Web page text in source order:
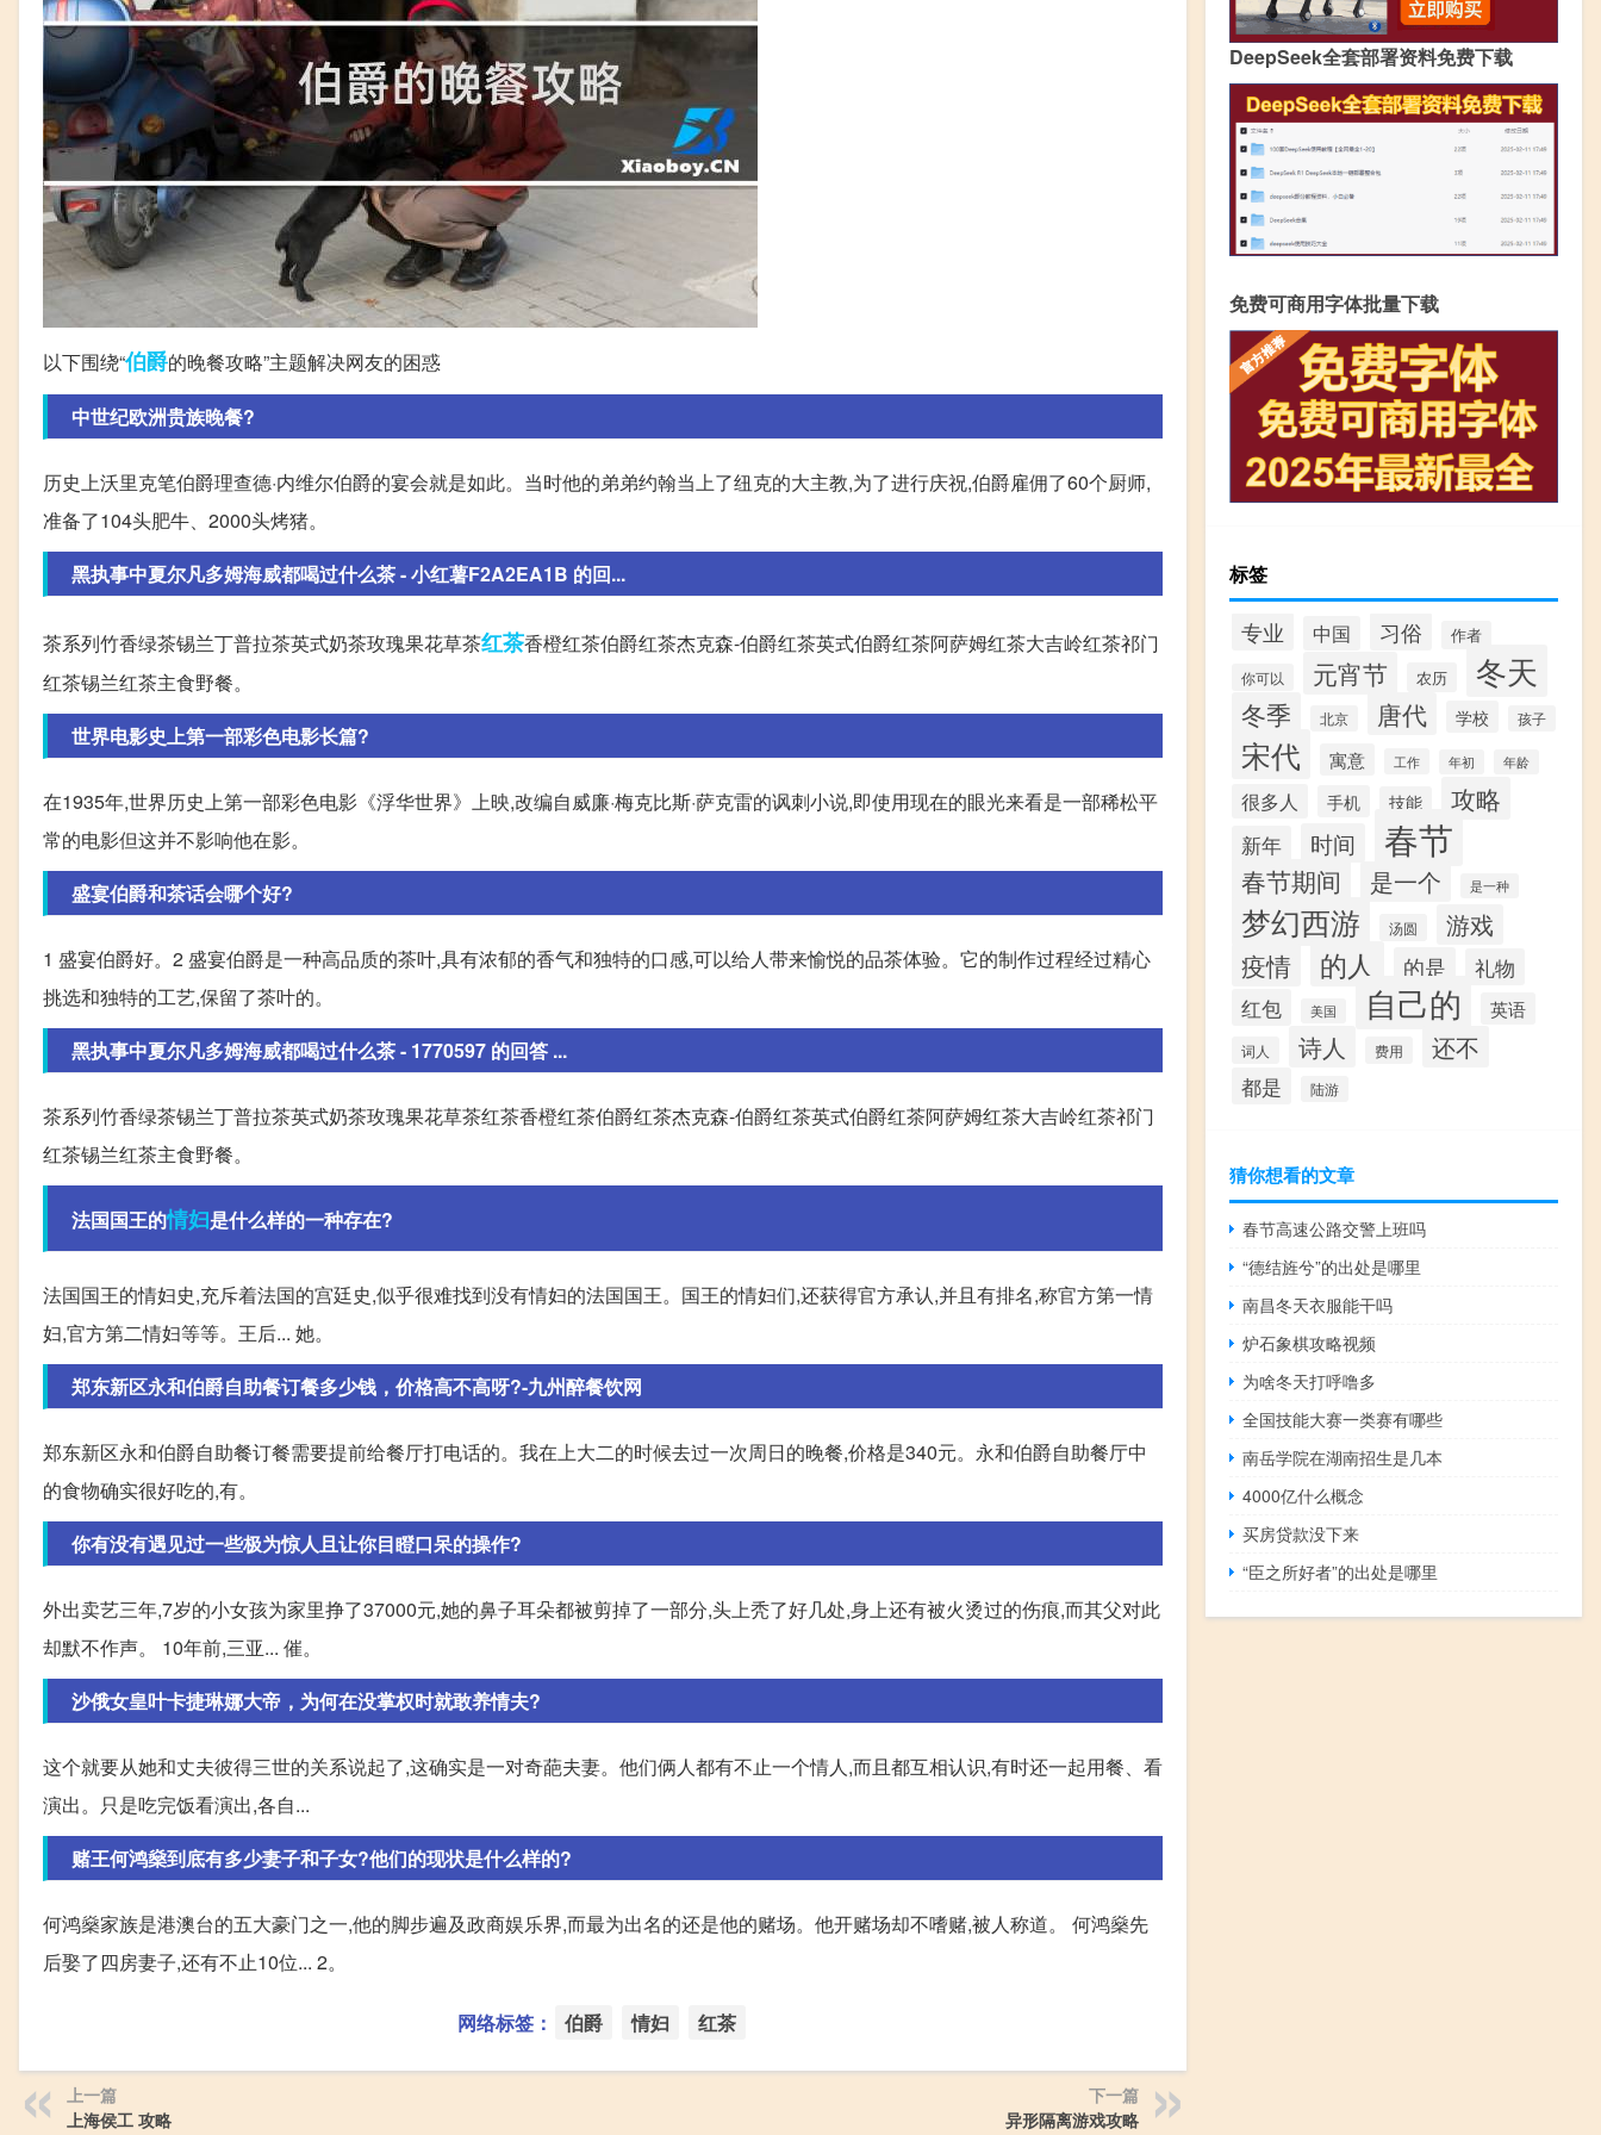
以下围绕“伯爵的晚餐攻略”主题解决网友的困惑
中世纪欧洲贵族晚餐?
历史上沃里克笔伯爵理查德·内维尔伯爵的宴会就是如此。当时他的弟弟约翰当上了纽克的大主教,为了进行庆祝,伯爵雇佣了60个厨师,
准备了104头肥牛、2000头烤猪。
黑执事中夏尔凡多姆海威都喝过什么茶 - 小红薯F2A2EA1B 的回...
茶系列竹香绿茶锡兰丁普拉茶英式奶茶玫瑰果花草茶红茶香橙红茶伯爵红茶杰克森-伯爵红茶英式伯爵红茶阿萨姆红茶大吉岭红茶祁门
红茶锡兰红茶主食野餐。
世界电影史上第一部彩色电影长篇?
在1935年,世界历史上第一部彩色电影《浮华世界》上映,改编自威廉·梅克比斯·萨克雷的讽刺小说,即使用现在的眼光来看是一部稀松平
常的电影但这并不影响他在影。
盛宴伯爵和茶话会哪个好?
1 盛宴伯爵好。2 盛宴伯爵是一种高品质的茶叶,具有浓郁的香气和独特的口感,可以给人带来愉悦的品茶体验。它的制作过程经过精心
挑选和独特的工艺,保留了茶叶的。
黑执事中夏尔凡多姆海威都喝过什么茶 - 1770597 的回答 ...
茶系列竹香绿茶锡兰丁普拉茶英式奶茶玫瑰果花草茶红茶香橙红茶伯爵红茶杰克森-伯爵红茶英式伯爵红茶阿萨姆红茶大吉岭红茶祁门
红茶锡兰红茶主食野餐。
法国国王的情妇是什么样的一种存在?
法国国王的情妇史,充斥着法国的宫廷史,似乎很难找到没有情妇的法国国王。国王的情妇们,还获得官方承认,并且有排名,称官方第一情
妇,官方第二情妇等等。王后... 她。
郑东新区永和伯爵自助餐订餐多少钱，价格高不高呀?-九州醉餐饮网
郑东新区永和伯爵自助餐订餐需要提前给餐厅打电话的。我在上大二的时候去过一次周日的晚餐,价格是340元。永和伯爵自助餐厅中
的食物确实很好吃的,有。
你有没有遇见过一些极为惊人且让你目瞪口呆的操作?
外出卖艺三年,7岁的小女孩为家里挣了37000元,她的鼻子耳朵都被剪掉了一部分,头上秃了好几处,身上还有被火烫过的伤痕,而其父对此
却默不作声。 10年前,三亚... 催。
沙俄女皇叶卡捷琳娜大帝，为何在没掌权时就敢养情夫?
这个就要从她和丈夫彼得三世的关系说起了,这确实是一对奇葩夫妻。他们俩人都有不止一个情人,而且都互相认识,有时还一起用餐、看
演出。只是吃完饭看演出,各自...
赌王何鸿燊到底有多少妻子和子女?他们的现状是什么样的?
何鸿燊家族是港澳台的五大豪门之一,他的脚步遍及政商娱乐界,而最为出名的还是他的赌场。他开赌场却不嗜赌,被人称道。 何鸿燊先
后娶了四房妻子,还有不止10位... 2。
网络标签： 伯爵 情妇 红茶
上一篇
上海侯工 攻略
下一篇
异形隔离游戏攻略
DeepSeek全套部署资料免费下载
免费可商用字体批量下载
标签
专业 中国 习俗 作者
你可以 元宵节 农历 冬天
冬季 北京 唐代 学校 孩子
宋代 寓意 工作 年初 年龄
很多人 手机 技能 攻略
新年 时间 春节
春节期间 是一个 是一种
梦幻西游 汤圆 游戏
疫情 的人 的是
礼物
红包
美国 自己的 英语
词人 诗人 费用 还不
都是 陆游
猜你想看的文章
春节高速公路交警上班吗
“德结旌兮”的出处是哪里
南昌冬天衣服能干吗
炉石象棋攻略视频
为啥冬天打呼噜多
全国技能大赛一类赛有哪些
南岳学院在湖南招生是几本
4000亿什么概念
买房贷款没下来
“臣之所好者”的出处是哪里